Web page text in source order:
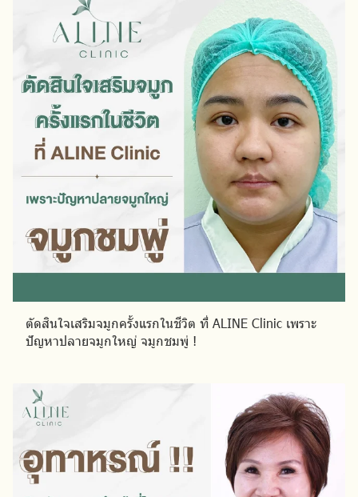
ตัดสินใจเสริมจมูกครั้งแรกในชีวิต ที่ ALINE Clinic เพราะ
ปัญหาปลายจมูกใหญ่ จมูกชมพู่ !